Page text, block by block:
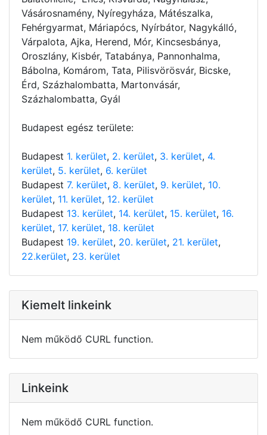
Vásárosnamény, Nyíregyháza, Mátészalka,
Fehérgyarmat, Máriapócs, Nyírbátor, Nagykálló,
Várpalota, Ajka, Herend, Mór, Kincsesbánya,
Oroszlány, Kisbér, Tatabánya, Pannonhalma,
Bábolna, Komárom, Tata, Pilisvörösvár, Bicske,
Érd, Százhalombatta, Martonvásár,
Százhalombatta, Gyál
Budapest egész területe:
Budapest 1. kerület, 2. kerület, 3. kerület, 4.
kerület, 5. kerület, 6. kerület
Budapest 7. kerület, 8. kerület, 9. kerület, 10.
kerület, 11. kerület, 12. kerület
Budapest 13. kerület, 14. kerület, 15. kerület, 16.
kerület, 17. kerület, 18. kerület
Budapest 19. kerület, 20. kerület, 21. kerület,
22.kerület, 23. kerület
Kiemelt linkeink
Nem működő CURL function.
Linkeink
Nem működő CURL function.